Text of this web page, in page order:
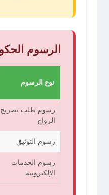
الرسوم
نوع الرسوم
رسوم طلب تصريح
الزواج
رسوم التوثيق
رسوم الخدمات
الإلكترونية